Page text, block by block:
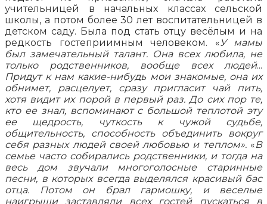
учительницей в начальных классах сельской
школы, а потом более 30 лет воспитательницей в
детском саду. Была под стать отцу весёлым и на
редкость гостеприимным человеком. «У мамы
был замечательный талант. Она всех любила, не
только родственников, вообще всех людей...
Придут к нам какие-нибудь мои знакомые, она их
обнимет, расцелует, сразу пригласит чай пить,
хотя видит их порой в первый раз. До сих пор те,
кто ее знал, вспоминают с большой теплотой эту
ее щедрость, чуткость к чужой судьбе,
общительность, способность объединить вокруг
себя разных людей своей любовью и теплом».«В
семье часто собирались родственники, и тогда на
весь дом звучали многоголосные старинные
песни, в которых всегда выделялся красивый бас
отца. Потом он брал гармошку, и веселые
наигрыши заставляли всех гостей пускаться в